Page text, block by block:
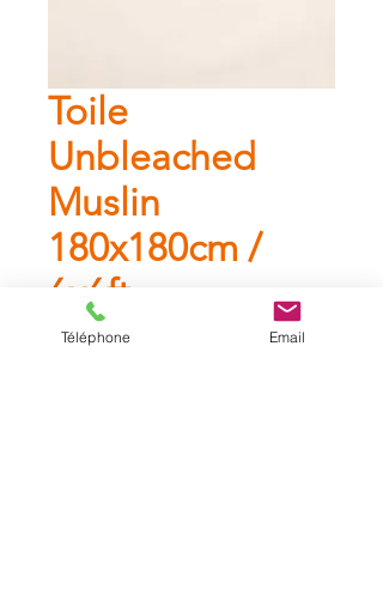
Toile
Unbleached
Muslin
180x180cm /
6x6ft
Téléphone Email